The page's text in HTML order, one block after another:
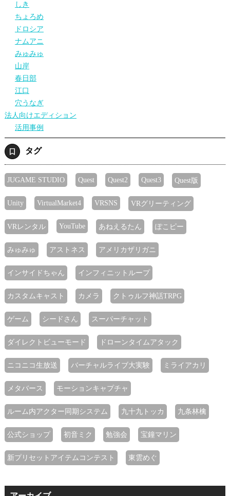
しき
ちょろめ
ドロシア
ナムアニ
みゅみゅ
山岸
春日部
江口
穴うなぎ
法人向けエディション
活用事例
タグ
JUGAME STUDIO Quest Quest2 Quest3 Quest版
Unity VirtualMarket4 VRSNS VRグリーティング
VRレンタル YouTube あねえるたん ぽこピー
みゅみゅ アストネス アメリカザリガニ
インサイドちゃん インフィニットループ
カスタムキャスト カメラ クトゥルフ神話TRPG
ゲーム シードさん スーパーチャット
ダイレクトビューモード ドローンタイムアタック
ニコニコ生放送 バーチャルライブ大実験 ミライアカリ
メタバース モーションキャプチャ
ルーム内アクター同期システム 九十九トッカ 九条林檎
公式ショップ 初音ミク 勉強会 宝鐘マリン
新プリセットアイテムコンテスト 東雲めぐ